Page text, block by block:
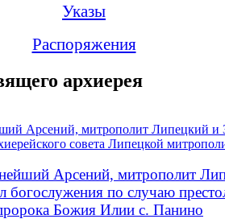
Указы
Распоряжения
архиерея
Арсений, митрополит Липецкий и
совета Липецкой
Арсений, митрополит
богослужения по случаю
Божия Илии с. Панино